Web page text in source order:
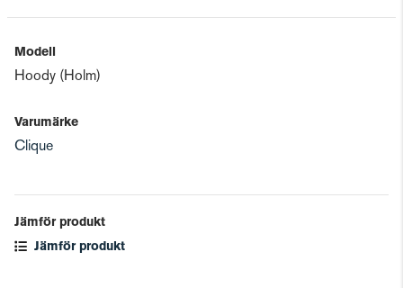
Modell
Hoody (Holm)
Varumärke
Clique
Jämför produkt
Jämför produkt